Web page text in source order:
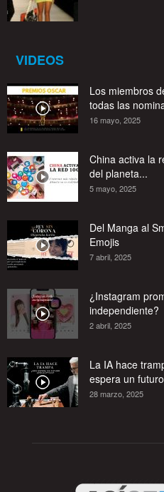
VIDEOS
Los miembros
todas las
16 mayo, 2025
China activa la
del planeta...
5 mayo, 2025
Del Manga al
Emojis
7 abril, 2025
¿Instagram
independiente?
2 abril, 2025
La IA hace
espera un
28 marzo, 2025